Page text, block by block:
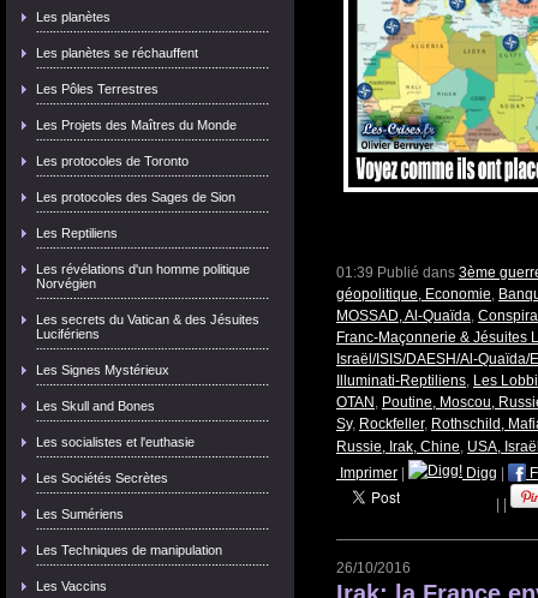
Les planètes
Les planètes se réchauffent
Les Pôles Terrestres
Les Projets des Maîtres du Monde
Les protocoles de Toronto
Les protocoles des Sages de Sion
Les Reptiliens
Les révélations d'un homme politique
Norvégien
Les secrets du Vatican & des Jésuites
Lucifériens
Les Signes Mystérieux
Les Skull and Bones
Les socialistes et l'euthasie
Les Sociétés Secrètes
Les Sumériens
Les Techniques de manipulation
Les Vaccins
01:39 Publié dans 3ème
géopolitique, Economie,
MOSSAD, Al-Quaïda,
Franc-Maçonnerie & Jésuites
Israël/ISIS/DAESH/Al-Quaïda/
Illuminati-Reptiliens, Les
OTAN , Poutine, Moscou,
Sy, Rockfeller, Rothschild,
Russie, Irak, Chine, USA,
Imprimer
Digg
26/10/2016